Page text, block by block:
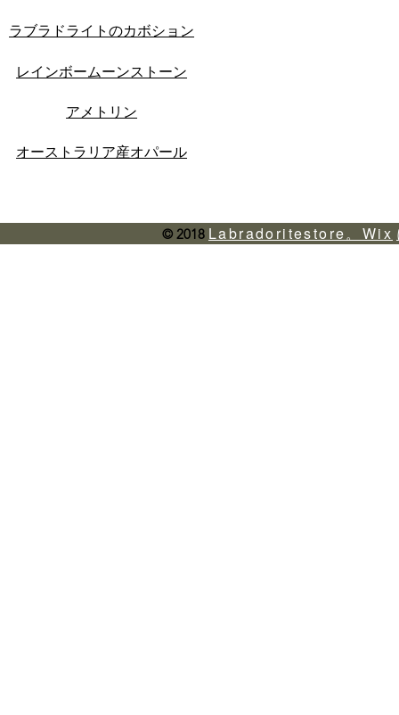
ラブラドライトのカボション
レインボームーンストーン
アメトリン
オーストラリア産オパール
© 2018 Labradoritestore。Wix